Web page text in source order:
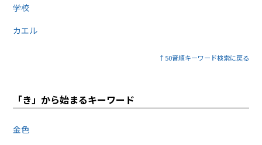
学校
カエル
↑50音順キーワード検索に戻る
「き」から始まるキーワード
金色